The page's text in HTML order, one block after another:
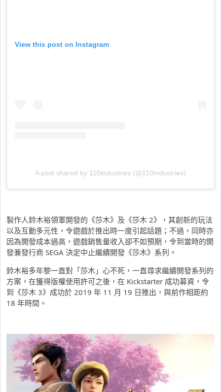
View this post on Instagram
A post shared by 110industries (@110industries)
製作人鈴木裕領軍開發的《莎木》及《莎木 2》，其創新的玩法
以及互動多元性，令遊戲於推出時一度引起話題；不過，同時亦
因為開發成本過高，遊戲銷售量收入卻不如預期，令到當時的開
發兼發行商 SEGA 決定中止繼續開發《莎木》系列。
鈴木裕多年黎一直對「莎木」心不死，一直尋求繼續開發系列的
方案，在獲得版權使用許可之後，在 Kickstarter 成功募資，令
到《莎木 3》成功於 2019 年 11 月 19 日推出，與前作相距約
18 年時間。